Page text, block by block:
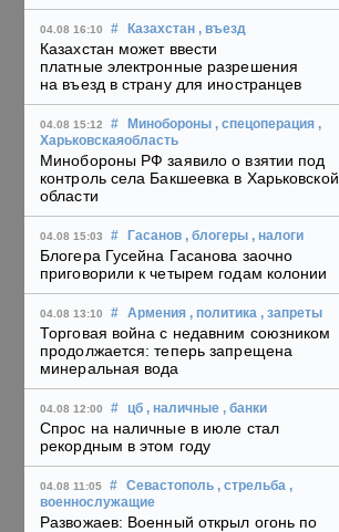
04.08 16:10 # Казахстан , въезд
Казахстан может ввести
платные электронные разрешения
на въезд в страну для иностранцев
04.08 15:12 # Минобороны , спецоперация ,
Харьковскаяобласть
Минобороны РФ заявило о взятии под
контроль села Бакшеевка в Харьковской
области
04.08 15:03 # Гасанов , блогеры , налоги
Блогера Гусейна Гасанова заочно
приговорили к четырем годам колонии
04.08 13:10 # Армения , политика , запреты
Торговая война с недавним союзником
продолжается: теперь запрещена
минеральная вода
04.08 12:00 # цб , наличные , банки
Спрос на наличные в июле стал
рекордным в этом году
04.08 11:05 # Севастополь , стрельба ,
военнослужащие
Развожаев: Военный открыл огонь по